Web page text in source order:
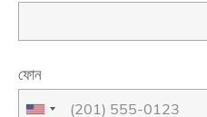
ফোন